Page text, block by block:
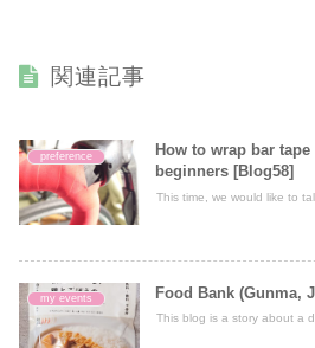
関連記事
preference
How to wrap bar
beginners [Blog58]
This time, we would like to
my events Food Bank (Gunma,
This blog is a story about a